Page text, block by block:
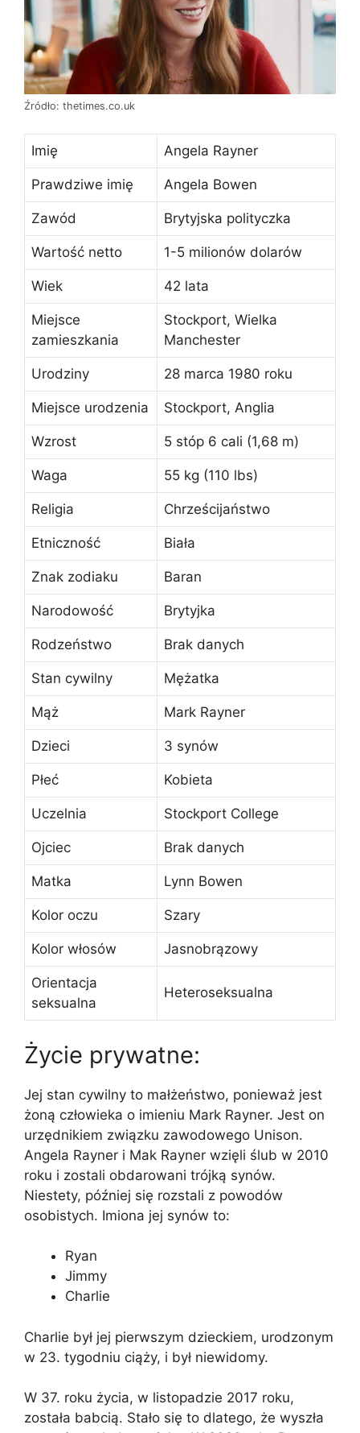
Źródło: thetimes.co.uk
Imię Angela Rayner
Prawdziwe imię Angela Bowen
Zawód Brytyjska polityczka
Wartość netto 1-5 milionów dolarów
Wiek 42 lata
Miejsce
zamieszkania
Stockport, Wielka
Manchester
Urodziny 28 marca 1980 roku
Miejsce urodzenia Stockport, Anglia
Wzrost 5 stóp 6 cali (1,68 m)
Waga 55 kg (110 lbs)
Religia Chrześcijaństwo
Etniczność Biała
Znak zodiaku Baran
Narodowość Brytyjka
Rodzeństwo Brak danych
Stan cywilny Mężatka
Mąż Mark Rayner
Dzieci 3 synów
Płeć Kobieta
Uczelnia Stockport College
Ojciec Brak danych
Matka Lynn Bowen
Kolor oczu Szary
Kolor włosów Jasnobrązowy
Orientacja
seksualna
Heteroseksualna
Życie prywatne:
Jej stan cywilny to małżeństwo, ponieważ jest
żoną człowieka o imieniu Mark Rayner. Jest on
urzędnikiem związku zawodowego Unison.
Angela Rayner i Mak Rayner wzięli ślub w 2010
roku i zostali obdarowani trójką synów.
Niestety, później się rozstali z powodów
osobistych. Imiona jej synów to:
Ryan
Jimmy
Charlie
Charlie był jej pierwszym dzieckiem, urodzonym
w 23. tygodniu ciąży, i był niewidomy.
W 37. roku życia, w listopadzie 2017 roku,
została babcią. Stało się to dlatego, że wyszła